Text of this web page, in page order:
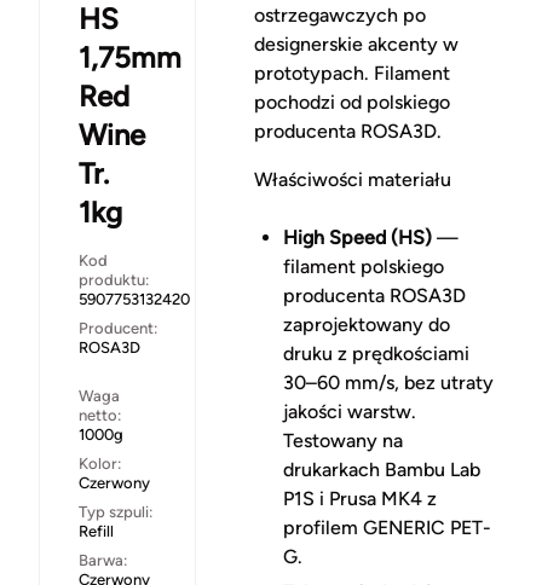
HS
1,75mm
Red
Wine
Tr.
1kg
Kod
produktu:
5907753132420
Producent:
ROSA3D
Waga
netto:
1000g
Kolor:
Czerwony
Typ szpuli:
Refill
Barwa:
Czerwony
ostrzegawczych po
designerskie akcenty w
prototypach. Filament
pochodzi od polskiego
producenta ROSA3D.
Właściwości materiału
High Speed (HS)—
filament polskiego
producenta ROSA3D
zaprojektowany do
druku z prędkościami
30–60 mm/s, bez utraty
jakości warstw.
Testowany na
drukarkach Bambu Lab
P1S i Prusa MK4 z
profilem GENERIC PET-
G.